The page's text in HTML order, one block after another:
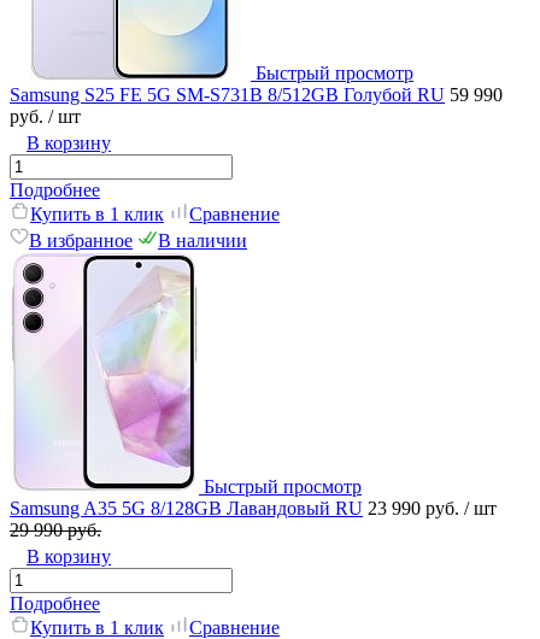
Быстрый просмотр
Samsung S25 FE 5G SM-S731B 8/512GB Голубой RU 59 990
руб. / шт
В корзину
Подробнее
Купить в 1 клик
Сравнение
В избранное
В наличии
Быстрый просмотр
Samsung A35 5G 8/128GB Лавандовый RU 23 990 руб. / шт
29 990 руб.
В корзину
Подробнее
Купить в 1 клик
Сравнение